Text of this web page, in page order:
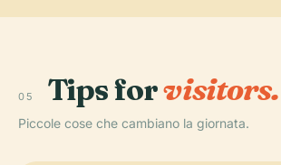
05 Tips forvisitors.
Piccole cose che cambiano la giornata.